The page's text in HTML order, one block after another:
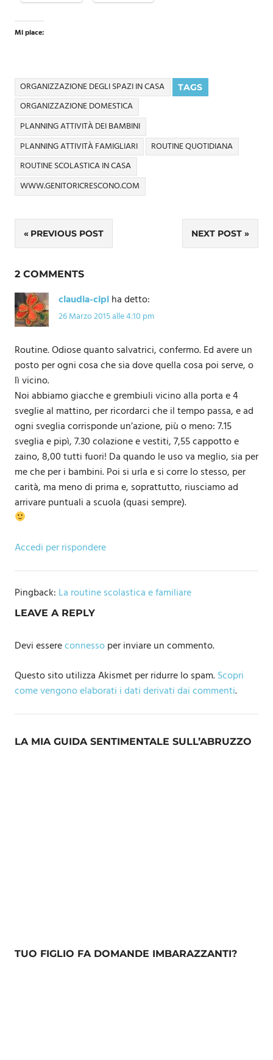
Mi piace:
TAGS
ORGANIZZAZIONE DEGLI SPAZI IN CASA
ORGANIZZAZIONE DOMESTICA
PLANNING ATTIVITÀ DEI BAMBINI
PLANNING ATTIVITÀ FAMIGLIARI
ROUTINE QUOTIDIANA
ROUTINE SCOLASTICA IN CASA
WWW.GENITORICRESCONO.COM
Navigazione
articoli
PREVIOUS POST NEXT POST
2 COMMENTS
claudia-cipiha detto:
26 Marzo 2015 alle 4:10 pm
Routine. Odiose quanto salvatrici, confermo. Ed avere un
posto per ogni cosa che sia dove quella cosa poi serve, o
lì vicino.
Noi abbiamo giacche e grembiuli vicino alla porta e 4
sveglie al mattino, per ricordarci che il tempo passa, e ad
ogni sveglia corrisponde un’azione, più o meno: 7.15
sveglia e pipì, 7.30 colazione e vestiti, 7,55 cappotto e
zaino, 8,00 tutti fuori! Da quando le uso va meglio, sia per
me che per i bambini. Poi si urla e si corre lo stesso, per
carità, ma meno di prima e, soprattutto, riusciamo ad
arrivare puntuali a scuola (quasi sempre).
Accedi per rispondere
Pingback: La routine scolastica e familiare
LEAVE A REPLY
Devi essereconnessoper inviare un commento.
Questo sito utilizza Akismet per ridurre lo spam.Scopri
come vengono elaborati i dati derivati dai commenti.
LA MIA GUIDA SENTIMENTALE SULL’ABRUZZO
TUO FIGLIO FA DOMANDE IMBARAZZANTI?